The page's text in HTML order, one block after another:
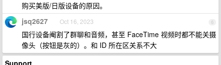
购买美版/日版设备的原因。
6
jsq2627 Oct 16, 2023
国行设备阉割了群聊和音频，甚至 FaceTime 视频时都不能关摄
像头（按钮是灰的）。和 ID 所在区关系不大
Support